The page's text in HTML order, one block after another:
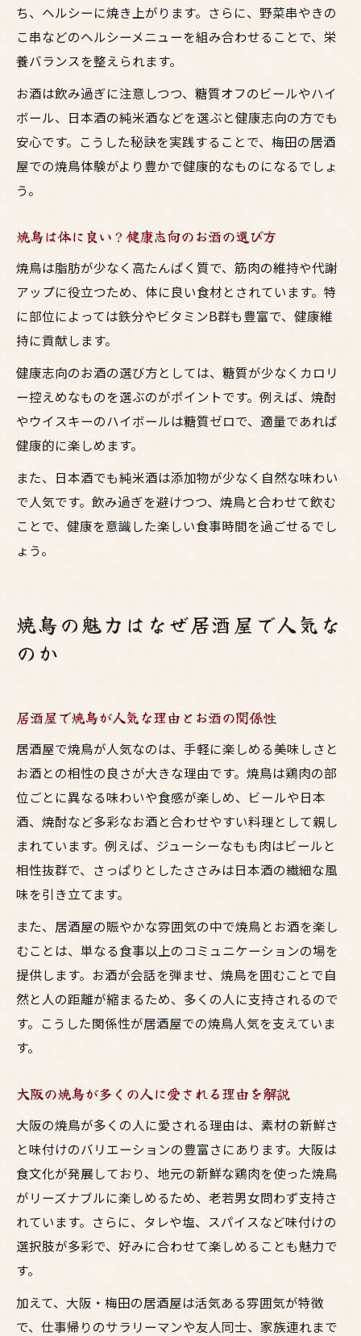
ち、ヘルシーに焼き上がります。さらに、野菜串やきの
こ串などのヘルシーメニューを組み合わせることで、栄
養バランスを整えられます。
お酒は飲み過ぎに注意しつつ、糖質オフのビールやハイ
ボール、日本酒の純米酒などを選ぶと健康志向の方でも
安心です。こうした秘訣を実践することで、梅田の居酒
屋での焼鳥体験がより豊かで健康的なものになるでしょ
う。
焼鳥は体に良い？健康志向のお酒の選び方
焼鳥は脂肪が少なく高たんぱく質で、筋肉の維持や代謝
アップに役立つため、体に良い食材とされています。特
に部位によっては鉄分やビタミンB群も豊富で、健康維
持に貢献します。
健康志向のお酒の選び方としては、糖質が少なくカロリ
ー控えめなものを選ぶのがポイントです。例えば、焼酎
やウイスキーのハイボールは糖質ゼロで、適量であれば
健康的に楽しめます。
また、日本酒でも純米酒は添加物が少なく自然な味わい
で人気です。飲み過ぎを避けつつ、焼鳥と合わせて飲む
ことで、健康を意識した楽しい食事時間を過ごせるでし
ょう。
焼鳥の魅力はなぜ居酒屋で人気な
のか
居酒屋で焼鳥が人気な理由とお酒の関係性
居酒屋で焼鳥が人気なのは、手軽に楽しめる美味しさと
お酒との相性の良さが大きな理由です。焼鳥は鶏肉の部
位ごとに異なる味わいや食感が楽しめ、ビールや日本
酒、焼酎など多彩なお酒と合わせやすい料理として親し
まれています。例えば、ジューシーなもも肉はビールと
相性抜群で、さっぱりとしたささみは日本酒の繊細な風
味を引き立てます。
また、居酒屋の賑やかな雰囲気の中で焼鳥とお酒を楽し
むことは、単なる食事以上のコミュニケーションの場を
提供します。お酒が会話を弾ませ、焼鳥を囲むことで自
然と人の距離が縮まるため、多くの人に支持されるので
す。こうした関係性が居酒屋での焼鳥人気を支えていま
す。
大阪の焼鳥が多くの人に愛される理由を解説
大阪の焼鳥が多くの人に愛される理由は、素材の新鮮さ
と味付けのバリエーションの豊富さにあります。大阪は
食文化が発展しており、地元の新鮮な鶏肉を使った焼鳥
がリーズナブルに楽しめるため、老若男女問わず支持さ
れています。さらに、タレや塩、スパイスなど味付けの
選択肢が多彩で、好みに合わせて楽しめることも魅力で
す。
加えて、大阪・梅田の居酒屋は活気ある雰囲気が特徴
で、仕事帰りのサラリーマンや友人同士、家族連れまで